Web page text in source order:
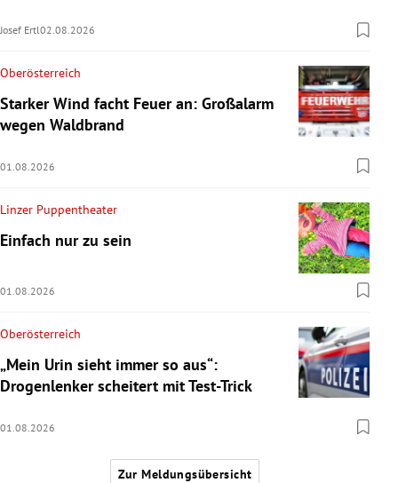
Josef Ertl02.08.2026
Oberösterreich
Starker Wind facht Feuer an: Großalarm
wegen Waldbrand
01.08.2026
Linzer Puppentheater
Einfach nur zu sein
01.08.2026
Oberösterreich
„Mein Urin sieht immer so aus“:
Drogenlenker scheitert mit Test-Trick
01.08.2026
Zur Meldungsübersicht